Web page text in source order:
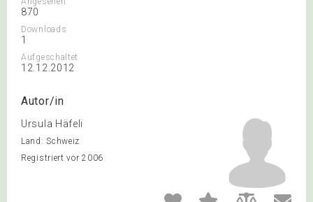
870
Downloads
1
Aufgeschaltet
12.12.2012
Autor/in
Ursula Häfeli
Land: Schweiz
Registriert vor 2006